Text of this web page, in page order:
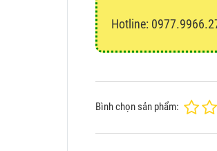
Hotline:
Bình chọn sản phẩm: